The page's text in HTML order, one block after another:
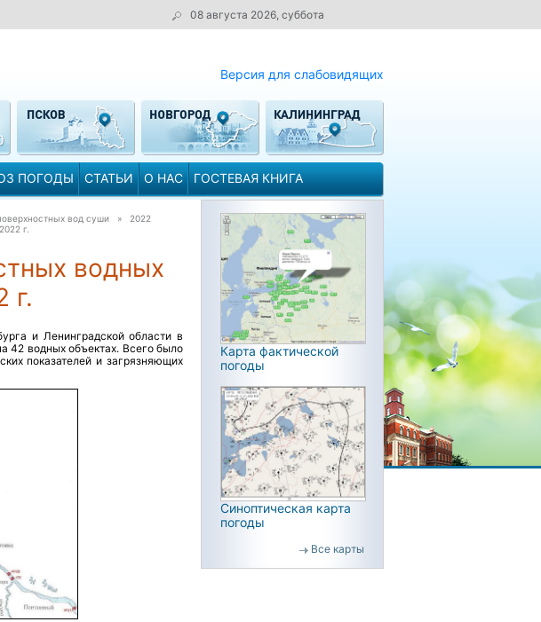
08 августа 2026, суббота
Версия для слабовидящих
ПОГОДЫ СТАТЬИ О НАС ГОСТЕВАЯ КНИГА
вод суши » 2022
г.
водных
г.
и Ленинградской области в
42 водных объектах. Всего было
показателей и загрязняющих
Карта фактической
погоды
Синоптическая карта
погоды
Все карты